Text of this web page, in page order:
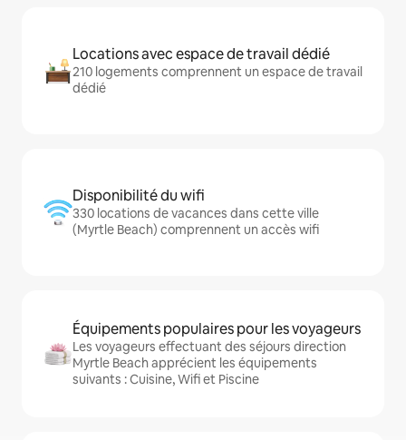
Locations avec espace de travail dédié
210 logements comprennent un espace de travail
dédié
Disponibilité du wifi
330 locations de vacances dans cette ville
(Myrtle Beach) comprennent un accès wifi
Équipements populaires pour les voyageurs
Les voyageurs effectuant des séjours direction
Myrtle Beach apprécient les équipements
suivants : Cuisine, Wifi et Piscine